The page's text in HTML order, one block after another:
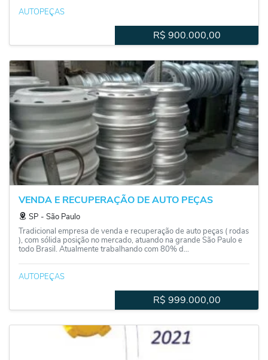
AUTOPEÇAS
R$ 900.000,00
VENDA E RECUPERAÇÃO DE AUTO PEÇAS
SP ‐ São Paulo
Tradicional empresa de venda e recuperação de auto peças ( rodas
), com sólida posição no mercado, atuando na grande São Paulo e
todo Brasil. Atualmente trabalhando com 80% d...
AUTOPEÇAS
R$ 999.000,00